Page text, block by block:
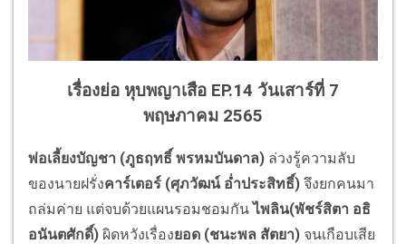
เรื่องย่อ หุบพญาเสือ EP.14 วันเสาร์ที่ 7
พฤษภาคม 2565
พ่อเลี้ยงบัญชา (ภูธฤทธิ์ พรหมบันดาล) ล่วงรู้ความลับ
ของนายฝรั่งคาร์เตอร์ (ศุภวัฒน์ อ่ำประสิทธิ์) จึงยกคนมา
ถล่มค่าย แต่จบด้วยแผนรอมชอมกันไพลิน(พัชร์สิตา อธิ
อนันตศักดิ์) ผิดหวังเรื่องยอด (ชนะพล สัตยา) จนเกือบเสีย